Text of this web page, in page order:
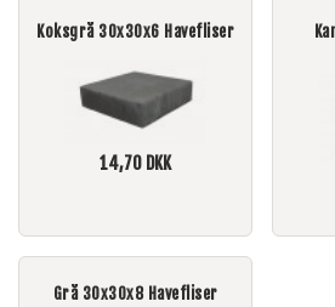
Koksgrå 30x30x6 Havefliser
14,70 DKK
Grå 30x30x8 Havefliser